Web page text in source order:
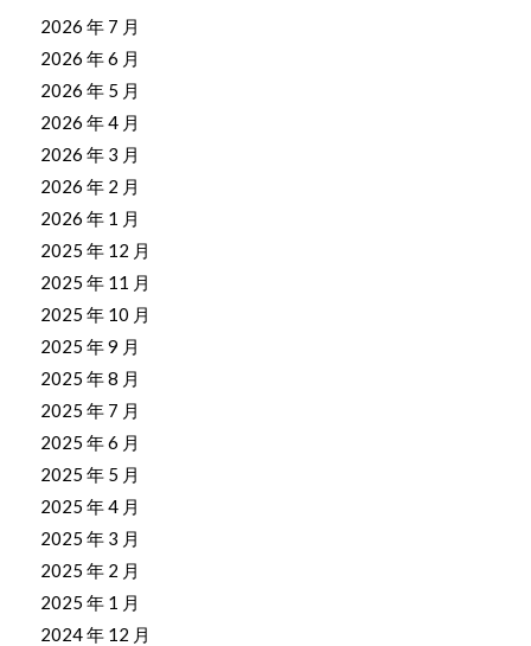
2026 年 7 月
2026 年 6 月
2026 年 5 月
2026 年 4 月
2026 年 3 月
2026 年 2 月
2026 年 1 月
2025 年 12 月
2025 年 11 月
2025 年 10 月
2025 年 9 月
2025 年 8 月
2025 年 7 月
2025 年 6 月
2025 年 5 月
2025 年 4 月
2025 年 3 月
2025 年 2 月
2025 年 1 月
2024 年 12 月